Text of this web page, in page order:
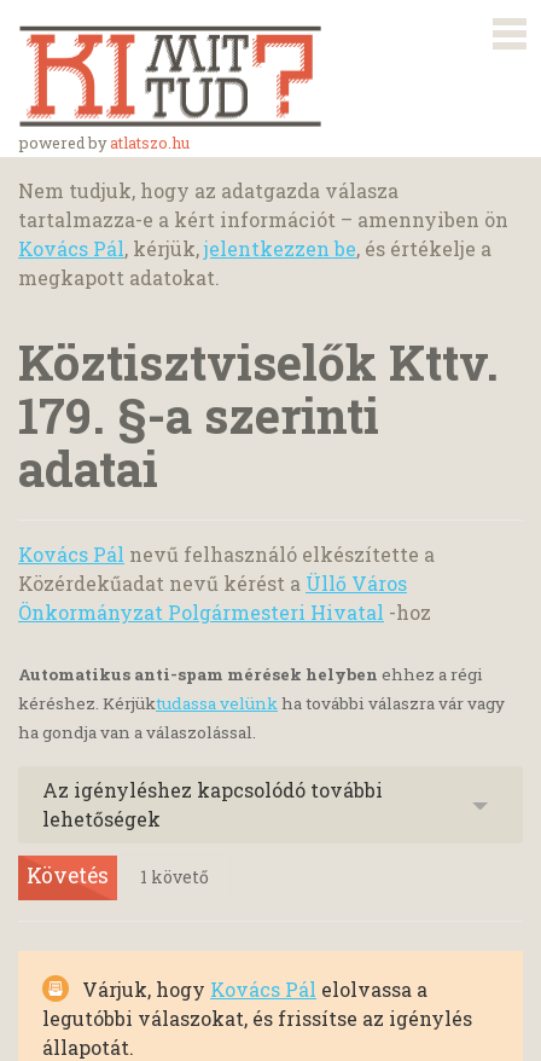
powered byatlatszo.hu
Nem tudjuk, hogy az adatgazda válasza
tartalmazza-e a kért információt – amennyiben ön
Kovács Pál, kérjük,jelentkezzen be, és értékelje a
megkapott adatokat.
Köztisztviselők Kttv.
179. §-a szerinti
adatai
Kovács Pál nevű felhasználó elkészítette a
Közérdekűadat nevű kérést a Üllő Város
Önkormányzat Polgármesteri Hivatal -hoz
Automatikus anti-spam mérések helyben ehhez a régi
kéréshez. Kérjüktudassa velünkha további válaszra vár vagy
ha gondja van a válaszolással.
Az igényléshez kapcsolódó további
lehetőségek
Követés 1 követő
Várjuk, hogy Kovács Pál elolvassa a
legutóbbi válaszokat, és frissítse az igénylés
állapotát.